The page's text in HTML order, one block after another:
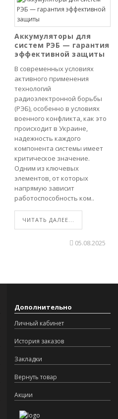
Аккумуляторы для
систем РЭБ — гарантия
эффективной защиты
В современных условиях
активного применения
технологий
радиоэлектронной борьбы
(РЭБ), особенно в условиях
военного конфликта, как это
происходит в Украине,
надежность каждого
компонента системы имеет
критическое значение.
Одним из ключевых
элементов, от которых
напрямую зависит
работоспособность ком..
ЧИТАТЬ ДАЛЕЕ...
05.08.2025
Дополнительно
Личный кабинет
История заказов
Закладки
Вернуть товар
Акции